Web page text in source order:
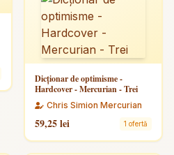
Dicționar de optimisme -
Hardcover - Mercurian - Trei
Chris Simion Mercurian
59,25 lei 1 ofertă